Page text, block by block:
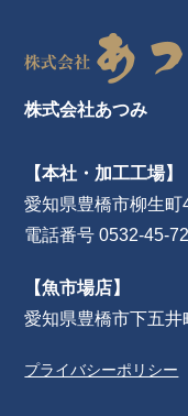
株式会社あつみ
【本社・加工工場】
愛知県豊橋市柳生町
電話番号 0532-45-
【魚市場店】
愛知県豊橋市下五井
プライバシーポリシー